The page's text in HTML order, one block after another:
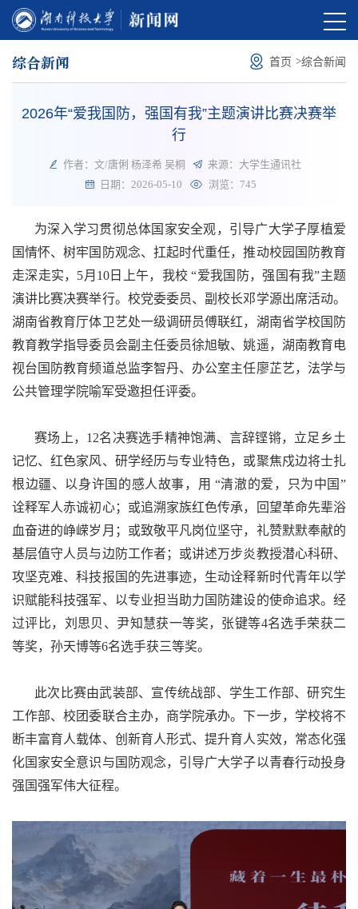
综合新闻 首页 >综合新闻
2026年“爱我国防，强国有我”主题演讲比赛决赛举
行
作者：文/唐俐 杨泽希 吴桐
来源：大学生通讯社
日期：2026-05-10
浏览： 745
为深入学习贯彻总体国家安全观，引导广大学子厚植爱
国情怀、树牢国防观念、扛起时代重任，推动校园国防教育
走深走实，5月10日上午，我校 “爱我国防，强国有我”主题
演讲比赛决赛举行。校党委委员、副校长邓学源出席活动。
湖南省教育厅体卫艺处一级调研员傅联红，湖南省学校国防
教育教学指导委员会副主任委员徐旭敏、姚遥，湖南教育电
视台国防教育频道总监李智丹、办公室主任廖芷艺，法学与
公共管理学院喻军受邀担任评委。
赛场上，12名决赛选手精神饱满、言辞铿锵，立足乡土
记忆、红色家风、研学经历与专业特色，或聚焦戍边将士扎
根边疆、以身许国的感人故事，用 “清澈的爱，只为中国”
诠释军人赤诚初心；或追溯家族红色传承，回望革命先辈浴
血奋进的峥嵘岁月；或致敬平凡岗位坚守，礼赞默默奉献的
基层值守人员与边防工作者；或讲述万步炎教授潜心科研、
攻坚克难、科技报国的先进事迹，生动诠释新时代青年以学
识赋能科技强军、以专业担当助力国防建设的使命追求。经
过评比，刘思贝、尹知慧获一等奖，张键等4名选手荣获二
等奖，孙天博等6名选手获三等奖。
此次比赛由武装部、宣传统战部、学生工作部、研究生
工作部、校团委联合主办，商学院承办。下一步，学校将不
断丰富育人载体、创新育人形式、提升育人实效，常态化强
化国家安全意识与国防观念，引导广大学子以青春行动投身
强国强军伟大征程。